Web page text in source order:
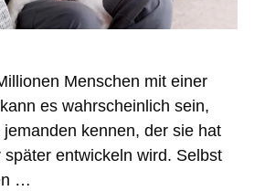
Menschen mit einer
es wahrscheinlich sein,
kennen, der sie hat
entwickeln wird. Selbst
…